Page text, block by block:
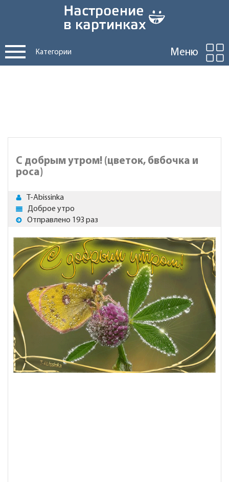
Категории Меню
С добрым утром! (цветок, бвбочка и
роса)
T-Abissinka
Доброе утро
Отправлено 193 раз